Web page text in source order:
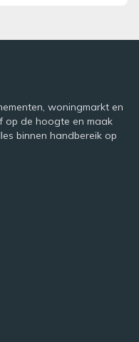
woningmarkt en
op de hoogte en maak
binnen handbereik op